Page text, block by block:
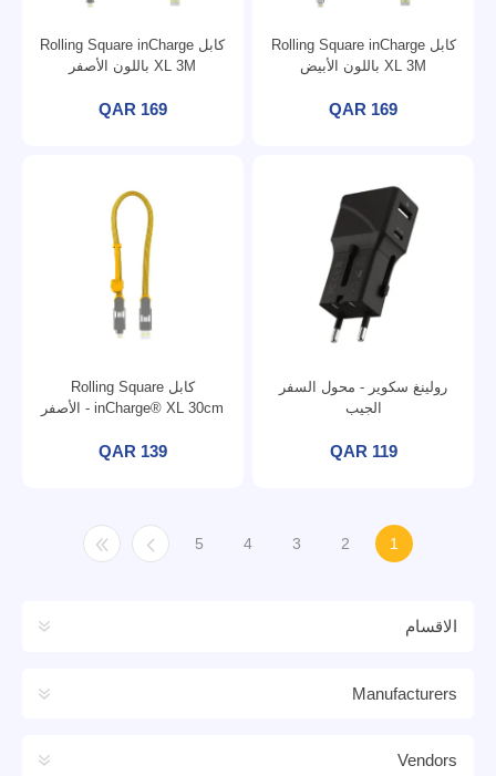
كابل Rolling Square inCharge
XL 3M باللون الأبيض
QAR 169
كابل Rolling Square inCharge
XL 3M باللون الأصفر
QAR 169
رولينغ سكوير - محول السفر
الجيب
QAR 119
كابل Rolling Square
inCharge® XL 30cm - الأصفر
QAR 139
1
2
3
4
5
الاقسام
Manufacturers
Vendors